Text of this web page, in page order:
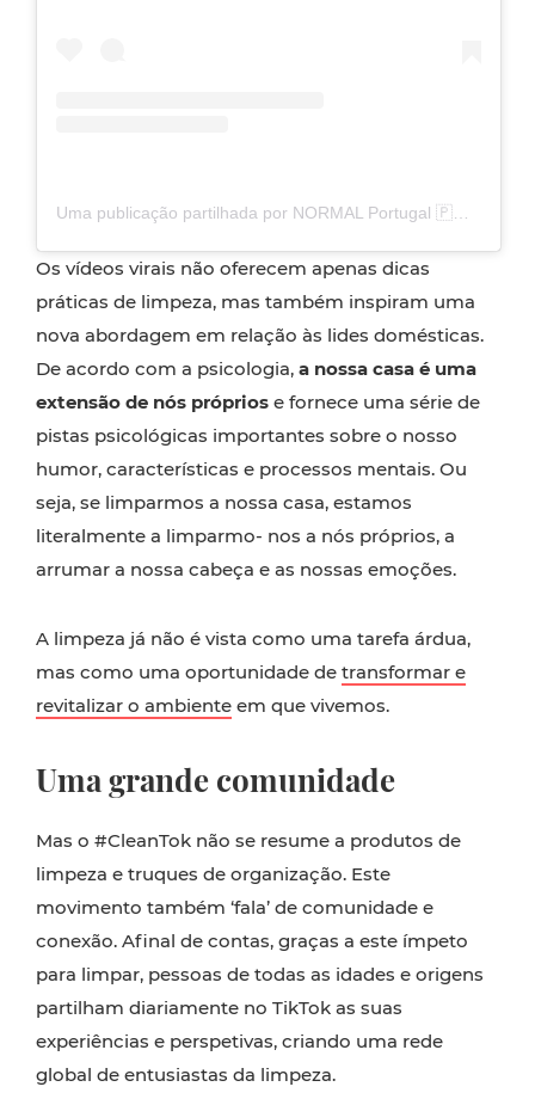
Os vídeos virais não oferecem apenas dicas
práticas de limpeza, mas também inspiram uma
nova abordagem em relação às lides domésticas.
De acordo com a psicologia, a nossa casa é uma
extensão de nós próprios e fornece uma série de
pistas psicológicas importantes sobre o nosso
humor, características e processos mentais. Ou
seja, se limparmos a nossa casa, estamos
literalmente a limparmo- nos a nós próprios, a
arrumar a nossa cabeça e as nossas emoções.
A limpeza já não é vista como uma tarefa árdua,
mas como uma oportunidade de transformar e
revitalizar o ambiente em que vivemos.
Uma grande comunidade
Mas o #CleanTok não se resume a produtos de
limpeza e truques de organização. Este
movimento também ‘fala’ de comunidade e
conexão. Afinal de contas, graças a este ímpeto
para limpar, pessoas de todas as idades e origens
partilham diariamente no TikTok as suas
experiências e perspetivas, criando uma rede
global de entusiastas da limpeza.